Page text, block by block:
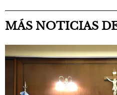
MÁS NOTICIAS